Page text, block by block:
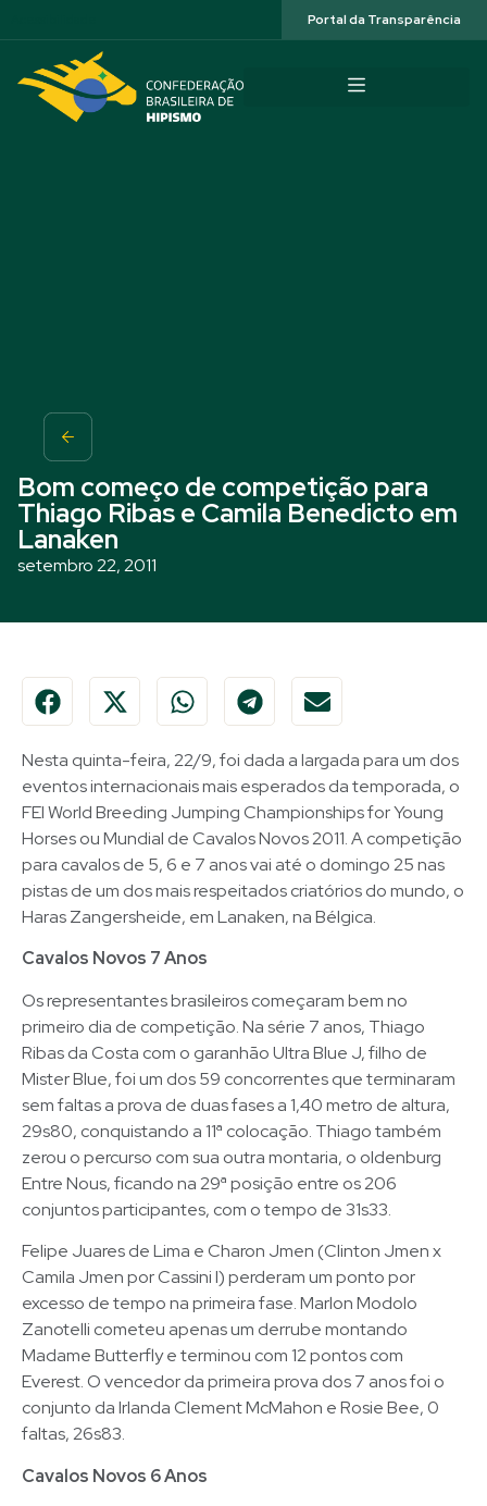
Portal da Transparência
Bom começo de competição para
Thiago Ribas e Camila Benedicto em
Lanaken
setembro 22, 2011
Nesta quinta-feira, 22/9, foi dada a largada para um dos
eventos internacionais mais esperados da temporada, o
FEI World Breeding Jumping Championships for Young
Horses ou Mundial de Cavalos Novos 2011. A competição
para cavalos de 5, 6 e 7 anos vai até o domingo 25 nas
pistas de um dos mais respeitados criatórios do mundo, o
Haras Zangersheide, em Lanaken, na Bélgica.
Cavalos Novos 7 Anos
Os representantes brasileiros começaram bem no
primeiro dia de competição. Na série 7 anos, Thiago
Ribas da Costa com o garanhão Ultra Blue J, filho de
Mister Blue, foi um dos 59 concorrentes que terminaram
sem faltas a prova de duas fases a 1,40 metro de altura,
29s80, conquistando a 11ª colocação. Thiago também
zerou o percurso com sua outra montaria, o oldenburg
Entre Nous, ficando na 29ª posição entre os 206
conjuntos participantes, com o tempo de 31s33.
Felipe Juares de Lima e Charon Jmen (Clinton Jmen x
Camila Jmen por Cassini I) perderam um ponto por
excesso de tempo na primeira fase. Marlon Modolo
Zanotelli cometeu apenas um derrube montando
Madame Butterfly e terminou com 12 pontos com
Everest. O vencedor da primeira prova dos 7 anos foi o
conjunto da Irlanda Clement McMahon e Rosie Bee, 0
faltas, 26s83.
Cavalos Novos 6 Anos